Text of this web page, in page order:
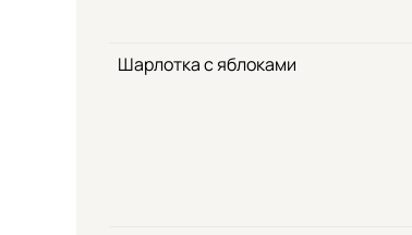
Шарлотка с яблоками